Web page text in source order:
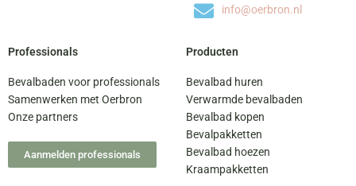
info@oerbron.nl
Professionals
Bevalbaden voor professionals
Samenwerken met Oerbron
Onze partners
Aanmelden professionals
Producten
Bevalbad huren
Verwarmde bevalbaden
Bevalbad kopen
Bevalpakketten
Bevalbad hoezen
Kraampakketten